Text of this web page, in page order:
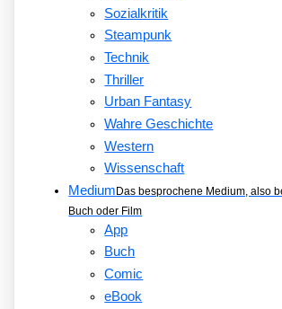
Sozialkritik
Steampunk
Technik
Thriller
Urban Fantasy
Wahre Geschichte
Western
Wissenschaft
MediumDas besprochene Medium, also
Buch oder Film
App
Buch
Comic
eBook